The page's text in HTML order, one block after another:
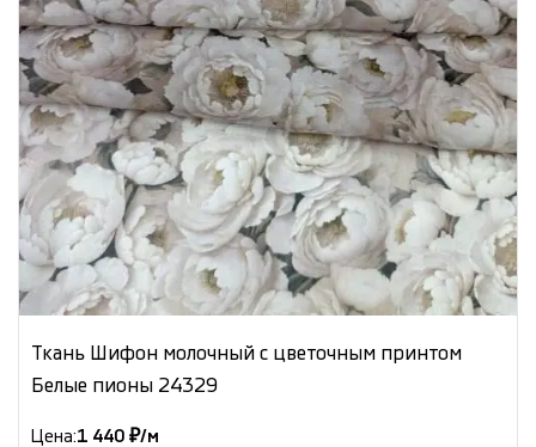
Ткань Шифон молочный с цветочным принтом
Белые пионы 24329
Цена:1 440 ₽/м